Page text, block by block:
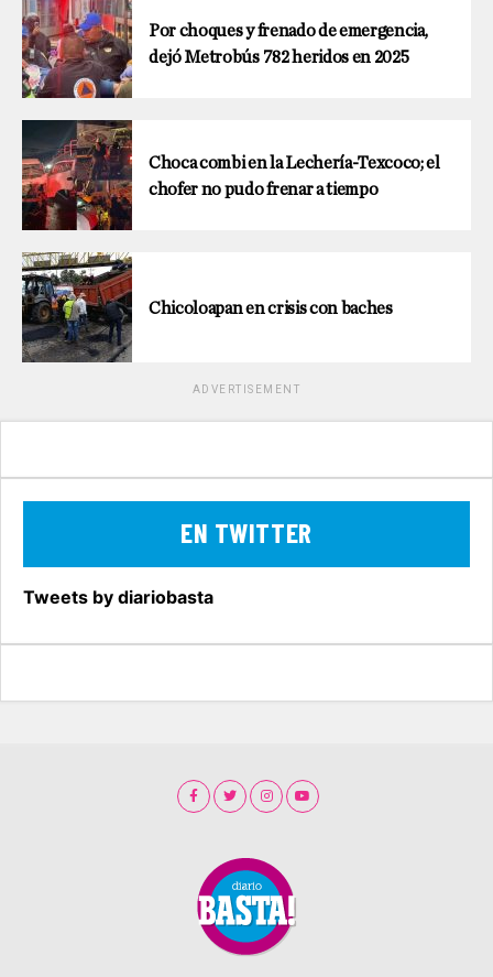
Por choques y frenado de emergencia,
dejó Metrobús 782 heridos en 2025
Choca combi en la Lechería-Texcoco; el
chofer no pudo frenar a tiempo
Chicoloapan en crisis con baches
ADVERTISEMENT
EN TWITTER
Tweets by diariobasta